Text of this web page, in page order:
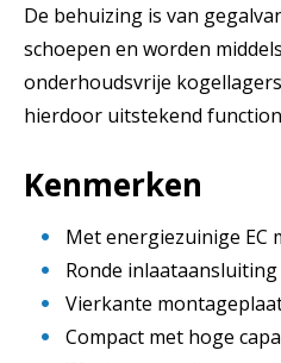
De behuizing is van
schoepen en worden
onderhoudsvrije
hierdoor uitstekend
Kenmerken
Met energiezuinige EC
Ronde inlaataansluiting
Vierkante
Compact met hoge